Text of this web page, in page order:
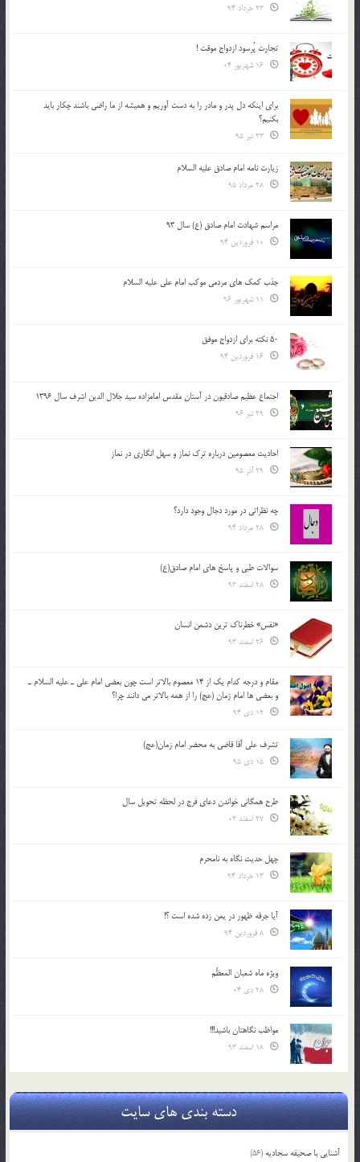
تجارت پُرسود ازدواج موقت !
براي اينكه دل پدر و مادر را به دست آوريم و هميشه از ما راضي باشند چكار بايد
بكنيم؟
زیارت نامه امام صادق علیه السلام
مراسم شهادت امام صادق (ع) سال 93
جذب کمک های مردمی موکب امام علی علیه السلام
50 نکته برای ازدواج موفق
اجتماع عظیم صادقیون در آستان مقدس امامزاده سید جلال الدین اشرف سال 1396
احادیث معصومین درباره ترک نماز و سهل انگاری در نماز
چه نظراتی در مورد دجال وجود دارد؟
سوالات طبی و پاسخ های امام صادق(ع)
«نفس» خطرناک ترین دشمن انسان
مقام و درجه كدام يك از 14 معصوم بالاتر است چون بعضي امام علي ـ عليه السلام ـ
و بعضي ها امام زمان (عج) را از همه بالاتر مي دانند چرا؟
تشرف علي آقا قاضي به محضر امام زمان(عج)
طرح همگانی خواندن دعای فرج در لحظه تحویل سال
چهل حدیث نگاه به نامحرم
آیا جرقه ظهور در یمن زده شده است ؟!
ویژه ماه شعبان المعظّم
مواظب نگاهتان باشید!!!
دسته بندی های سایت
آشنایی با صحیفه سجادیه (56)